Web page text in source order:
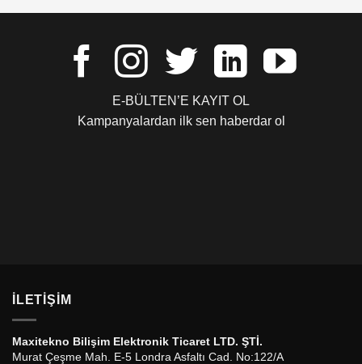
E-BÜLTEN’E KAYIT OL
Kampanyalardan ilk sen haberdar ol
İLETIŞIM
Maxitekno Bilişim Elektronik Ticaret LTD. ŞTİ.
Murat Çeşme Mah. E-5 Londra Asfaltı Cad. No:122/A